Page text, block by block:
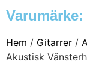
Varumärke:
Hem / Gitarrer /
Akustisk